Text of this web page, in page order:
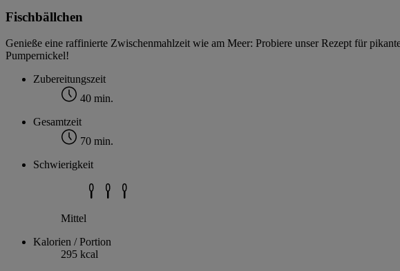
Fischbällchen
Genieße eine raffinierte Zwischenmahlzeit wie am Meer: Probiere unser Rezept für
Pumpernickel!
Zubereitungszeit
40 min.
Gesamtzeit
70 min.
Schwierigkeit
Mittel
Kalorien / Portion
295 kcal